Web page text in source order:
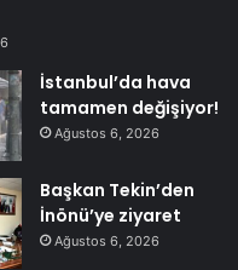
İstanbul’da hava
tamamen değişiyor!
Ağustos 6, 2026
Başkan Tekin’den
İnönü’ye ziyaret
Ağustos 6, 2026